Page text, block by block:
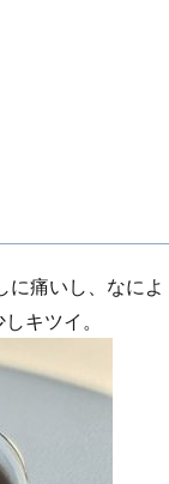
に痛いし、なによ
キツイ。